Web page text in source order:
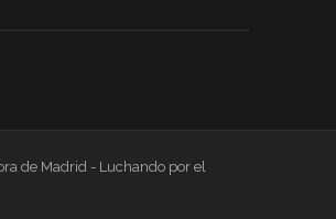
de Madrid - Luchando por el